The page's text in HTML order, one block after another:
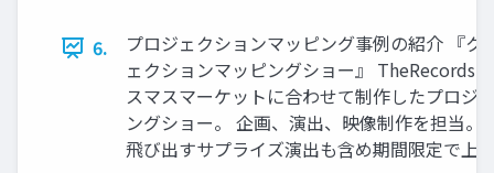
6.
プロジェクションマッピング事例の紹介 『ク
ェクションマッピングショー』 TheRecords
スマスマーケットに合わせて制作したプロジ
ングショー。 企画、演出、映像制作を担当。
飛び出すサプライズ演出も含め期間限定で上